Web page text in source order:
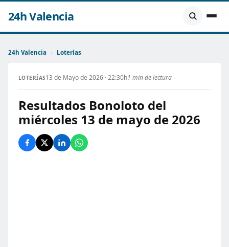
24h Valencia
24h Valencia › Loterías
LOTERÍAS13 de Mayo de 2026 · 22:30h1 min de lectura
Resultados Bonoloto del
miércoles 13 de mayo de 2026